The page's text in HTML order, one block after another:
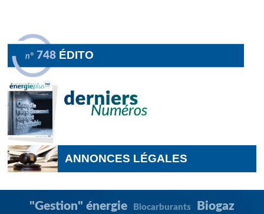
n° 748 ÉDITO
ANNONCES LÉGALES
"Gestion" énergie Biocarburants
Biogaz